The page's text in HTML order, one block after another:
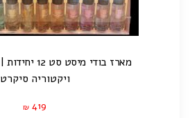
מארז בודי מיסט סט 12 יחידות | 75 מ"ל ליחידה
ויקטוריה סיקרט
₪ 419